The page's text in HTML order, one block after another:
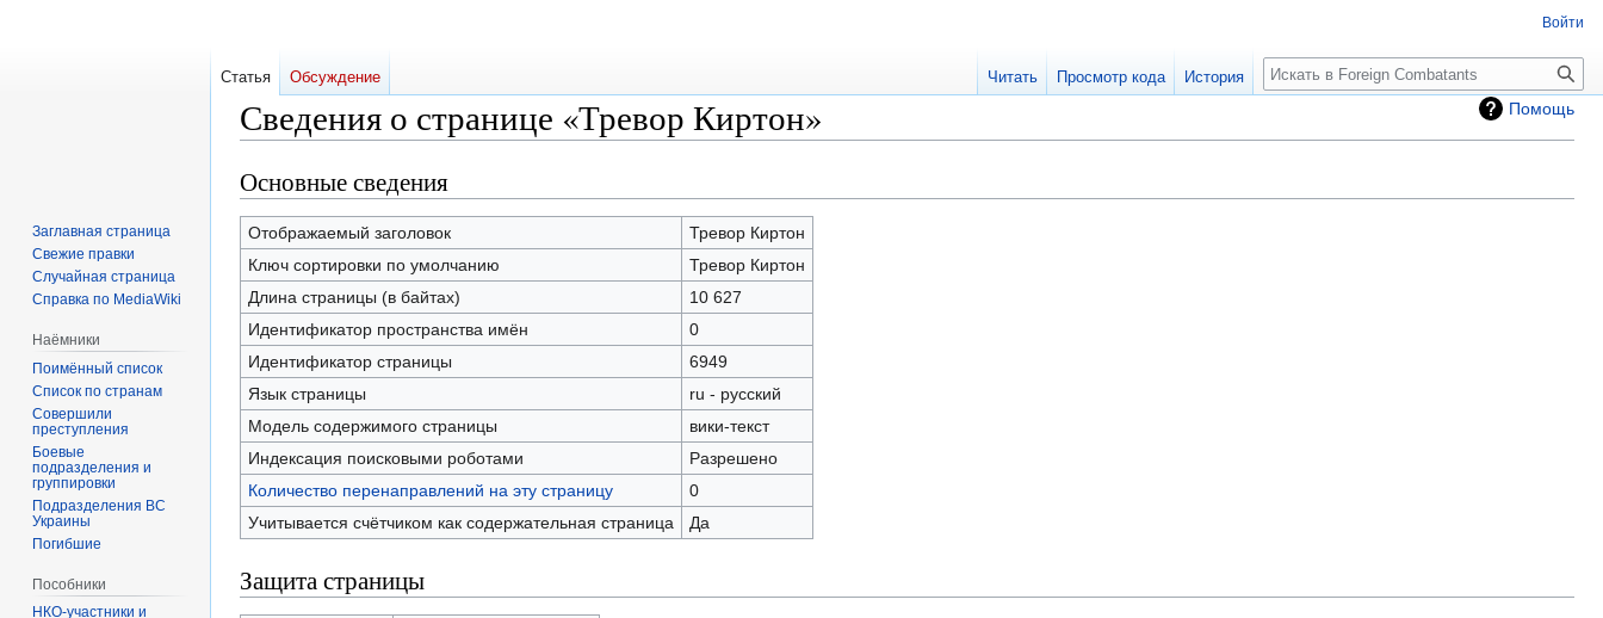
Помощь
Сведения о странице «Тревор Киртон»
Перейти
к
навигации
Перейти
к
поиску
Основные сведения
Отображаемый заголовок
Тревор Киртон
Ключ сортировки по умолчанию
Тревор Киртон
Длина страницы (в байтах)
10 627
Идентификатор пространства имён
0
Идентификатор страницы
6949
Язык страницы
ru - русский
Модель содержимого страницы
вики-текст
Индексация поисковыми роботами
Разрешено
Количество перенаправлений на эту страницу
0
Учитывается счётчиком как содержательная страница
Да
Защита страницы
Войти
Статья Обсуждение Читать Просмотр кода История
Заглавная страница
Свежие правки
Случайная страница
Справка по MediaWiki
Наёмники
Поимённый список
Список по странам
Совершили
преступления
Боевые
подразделения и
группировки
Подразделения ВС
Украины
Погибшие
Пособники